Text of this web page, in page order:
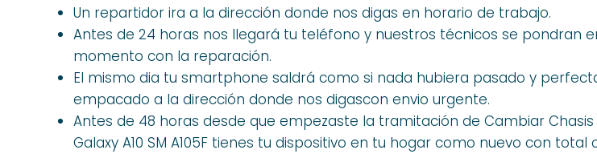
Un repartidor ira a la dirección donde nos digas en horario de trabajo.
Antes de 24 horas nos llegará tu teléfono y nuestros técnicos se pondran
momento con la reparación.
El mismo dia tu smartphone saldrá como si nada hubiera pasado y
empacado a la dirección donde nos digascon envio urgente.
Antes de 48 horas desde que empezaste la tramitación de Cambiar Chasis
Galaxy A10 SM A105F tienes tu dispositivo en tu hogar como nuevo con total